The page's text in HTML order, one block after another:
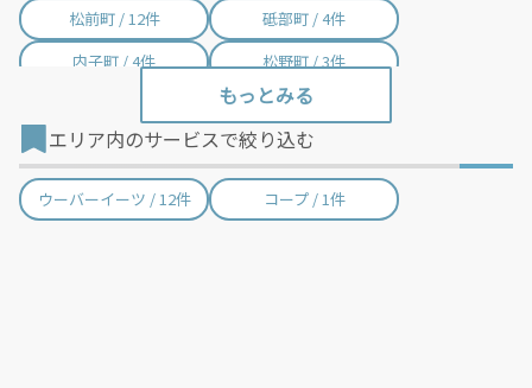
松前町 / 12件
砥部町 / 4件
内子町 / 4件
松野町 / 3件
愛南町 / 1件
エリア内のサービスで絞り込む
ウーバーイーツ / 12件 コープ / 1件